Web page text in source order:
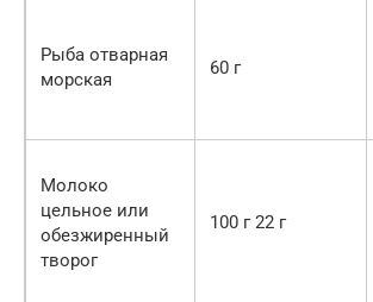
Рыба отварная
морская
60 г
Молоко
цельное или
обезжиренный
творог
100 г 22 г